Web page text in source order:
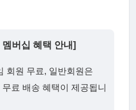
버십 혜택 안내]
회원 무료, 일반회원은
료 배송 혜택이 제공됩니